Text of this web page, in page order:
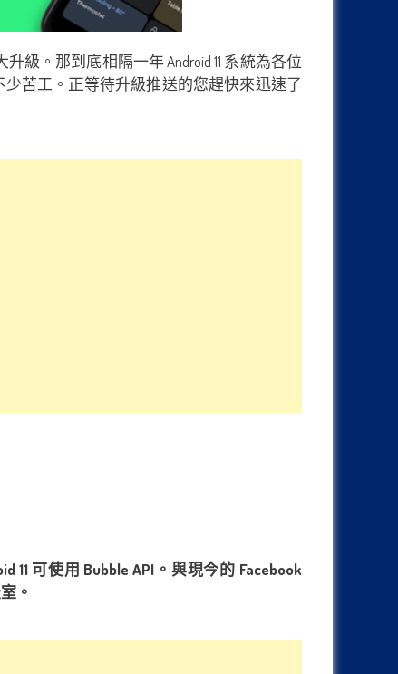
級。那到底相隔一年 Android 11 系統為各位
少苦工。正等待升級推送的您趕快來迅速了
可使用 Bubble API。與現今的 Facebook
。